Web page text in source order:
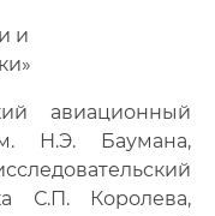
и
авиационный
Н.Э. Баумана,
С.П. Королева,